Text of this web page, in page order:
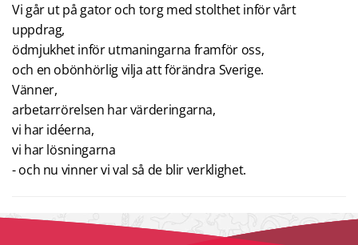
Vi går ut på gator och torg med stolthet inför vårt
uppdrag,
ödmjukhet inför utmaningarna framför oss,
och en obönhörlig vilja att förändra Sverige.
Vänner,
arbetarrörelsen har värderingarna,
vi har idéerna,
vi har lösningarna
- och nu vinner vi val så de blir verklighet.